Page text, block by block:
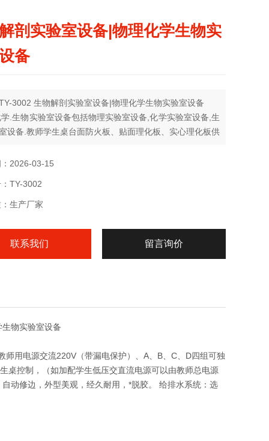
剖实验室设备|物理化学生物实
备
3002 生物解剖实验室设备|物理化学生物实验室设备
.生物实验室设备包括物理实验室设备,化学实验室设备,生
设备.教师学生桌台面防火板、贴面理化板、实心理化板供
表、双表、 220V 插板供选择。
2026-03-15
TY-3002
生产厂家
联系我们 留言询价
物实验室设备
师用电源交流220V（带漏电保护）、A、B、C、D四组可独
桌控制，（如加配学生低压交直流电源可以由教师总电源
动修边，外型美观，经久耐用，*脱胶。 给排水系统：选